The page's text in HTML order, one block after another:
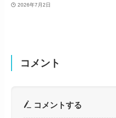
2026年7月2日
コメント
コメントする